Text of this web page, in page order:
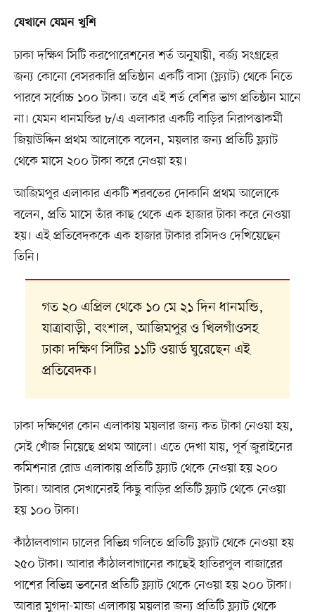
যেখানে যেমন খুশি
ঢাকা দক্ষিণ সিটি করপোরেশনের শর্ত অনুযায়ী, বর্জ্য সংগ্রহের
জন্য কোনো বেসরকারি প্রতিষ্ঠান একটি বাসা (ফ্ল্যাট) থেকে নিতে
পারবে সর্বোচ্চ ১০০ টাকা। তবে এই শর্ত বেশির ভাগ প্রতিষ্ঠান মানে
না। যেমন ধানমন্ডির ৮/এ এলাকার একটি বাড়ির নিরাপত্তাকর্মী
জিয়াউদ্দিন প্রথম আলোকে বলেন, ময়লার জন্য প্রতিটি ফ্ল্যাট
থেকে মাসে ২০০ টাকা করে নেওয়া হয়।
আজিমপুর এলাকার একটি শরবতের দোকানি প্রথম আলোকে
বলেন, প্রতি মাসে তাঁর কাছ থেকে এক হাজার টাকা করে নেওয়া
হয়। এই প্রতিবেদককে এক হাজার টাকার রসিদও দেখিয়েছেন
তিনি।
গত ২০ এপ্রিল থেকে ১০ মে ২১ দিন ধানমন্ডি,
যাত্রাবাড়ী, বংশাল, আজিমপুর ও খিলগাঁওসহ
ঢাকা দক্ষিণ সিটির ১১টি ওয়ার্ড ঘুরেছেন এই
প্রতিবেদক।
ঢাকা দক্ষিণের কোন এলাকায় ময়লার জন্য কত টাকা নেওয়া হয়,
সেই খোঁজ নিয়েছে প্রথম আলো। এতে দেখা যায়, পূর্ব জুরাইনের
কমিশনার রোড এলাকায় প্রতিটি ফ্ল্যাট থেকে নেওয়া হয় ২০০
টাকা। আবার সেখানেরই কিছু বাড়ির প্রতিটি ফ্ল্যাট থেকে নেওয়া
হয় ১০০ টাকা।
কাঁঠালবাগান ঢালের বিভিন্ন গলিতে প্রতিটি ফ্ল্যাট থেকে নেওয়া হয়
২৫০ টাকা। আবার কাঁঠালবাগানের কাছেই হাতিরপুল বাজারের
পাশের বিভিন্ন ভবনের প্রতিটি ফ্ল্যাট থেকে নেওয়া হয় ২০০ টাকা।
আবার মুগদা-মান্ডা এলাকায় ময়লার জন্য প্রতিটি ফ্ল্যাট থেকে